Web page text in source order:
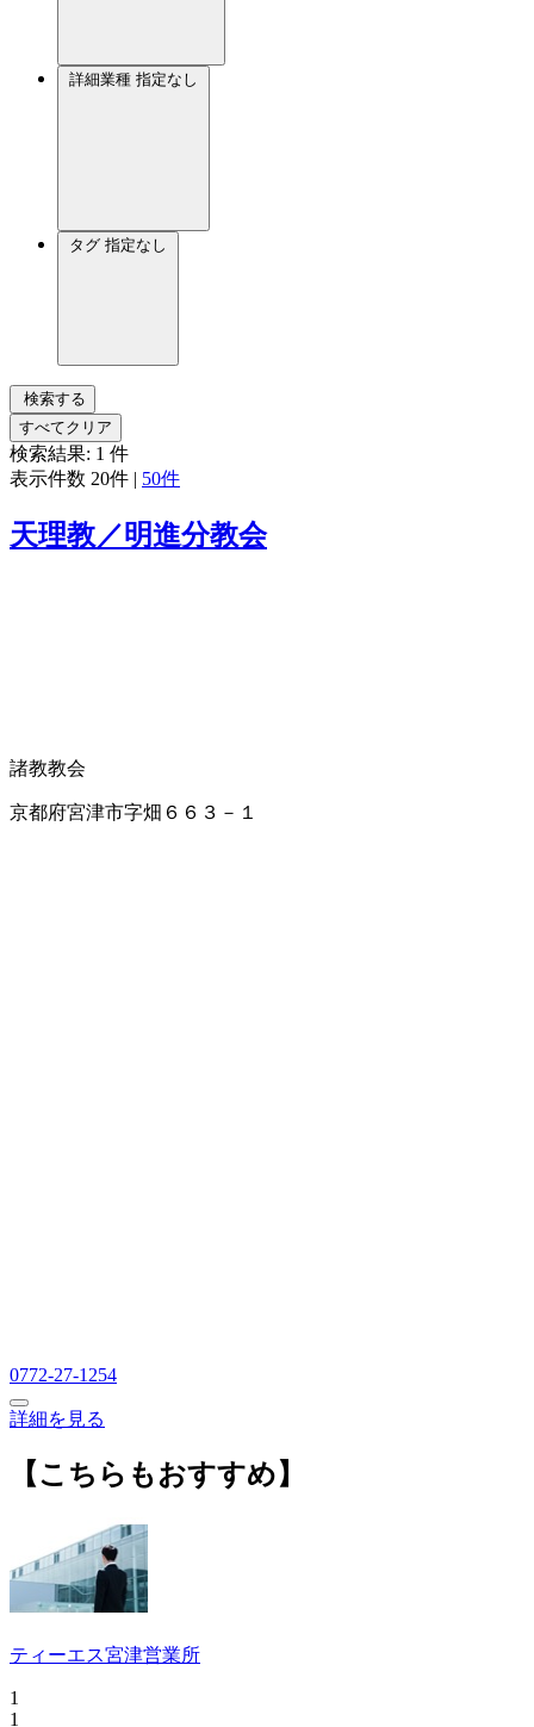
詳細業種 指定なし
タグ 指定なし
検索する
すべてクリア
検索結果: 1 件
表示件数 20件 | 50件
天理教／明進分教会
諸教教会
京都府宮津市字畑６６３－１
0772-27-1254
詳細を見る
【こちらもおすすめ】
ティーエス宮津営業所
1
1